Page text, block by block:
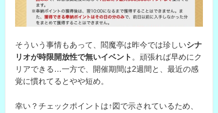
そういう事情もあって、閻魔亭は昨今では珍しいシナ
リオが時限開放性で無いイベント 。頑張れば早めにク
リアできる…一方で、開催期間は2週間と、最近の感
覚に慣れてるとやや短め。
幸い？チェックポイントは↑図で示されているため、